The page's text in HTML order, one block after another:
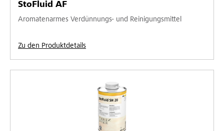
StoFluid AF
Aromatenarmes Verdünnungs- und Reinigungsmittel
Zu den Produktdetails